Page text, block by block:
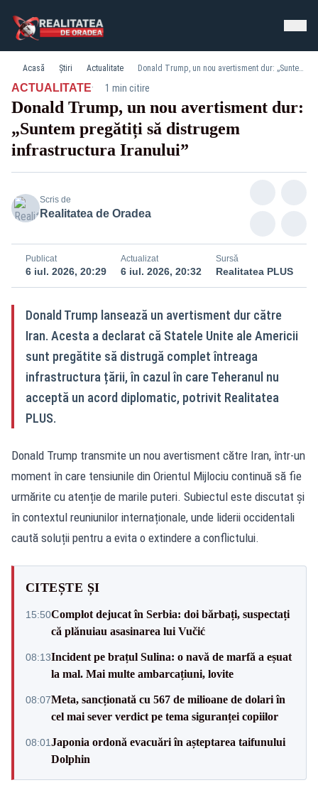
Acasă Știri Actualitate Donald Trump, un nou avertisment dur: „Suntem pregătiți să distrugem infrastructura Iranului”
ACTUALITATE· 1 min citire
Donald Trump, un nou avertisment dur:
„Suntem pregătiți să distrugem
infrastructura Iranului”
Scris de
Realitatea de Oradea
Publicat
6 iul. 2026, 20:29
Actualizat
6 iul. 2026, 20:32
Sursă
Realitatea PLUS
Donald Trump lansează un avertisment dur către
Iran. Acesta a declarat că Statele Unite ale Americii
sunt pregătite să distrugă complet întreaga
infrastructura țării, în cazul în care Teheranul nu
acceptă un acord diplomatic, potrivit Realitatea
PLUS.
Donald Trump transmite un nou avertisment către Iran, într-un
moment în care tensiunile din Orientul Mijlociu continuă să fie
urmărite cu atenție de marile puteri. Subiectul este discutat și
în contextul reuniunilor internaționale, unde liderii occidentali
caută soluții pentru a evita o extindere a conflictului.
CITEȘTE ȘI
15:50Complot dejucat în Serbia: doi bărbați, suspectați
că plănuiau asasinarea lui Vučić
08:13Incident pe brațul Sulina: o navă de marfă a eșuat
la mal. Mai multe ambarcațiuni, lovite
08:07Meta, sancționată cu 567 de milioane de dolari în
cel mai sever verdict pe tema siguranței copiilor
08:01Japonia ordonă evacuări în așteptarea taifunului
Dolphin